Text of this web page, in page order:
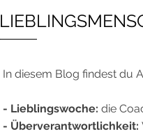
In diesem Blog findest du
- Lieblingswoche: die
- Überverantwortlichkeit: